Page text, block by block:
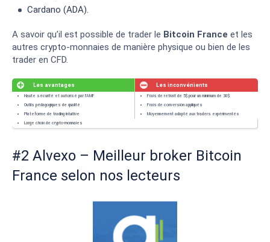
Cardano (ADA).
A savoir qu’il est possible de trader le Bitcoin France et les
autres crypto-monnaies de manière physique ou bien de les
trader en CFD.
#2 Alvexo – Meilleur broker Bitcoin
France selon nos lecteurs